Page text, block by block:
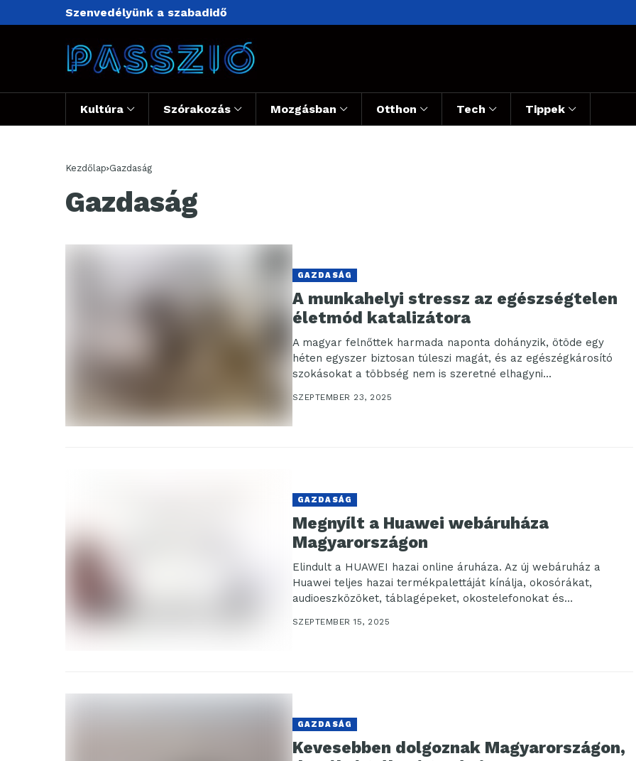
Szenvedélyünk a szabadidő
Kultúra Szórakozás Mozgásban Otthon Tech Tippek
Kezdőlap Gazdaság
Gazdaság
GAZDASÁG
A munkahelyi stressz az egészségtelen
életmód katalizátora
A magyar felnőttek harmada naponta dohányzik, ötöde egy
héten egyszer biztosan túleszi magát, és az egészégkárosító
szokásokat a többség nem is szeretné elhagyni...
SZEPTEMBER 23, 2025
GAZDASÁG
Megnyílt a Huawei webáruháza
Magyarországon
Elindult a HUAWEI hazai online áruháza. Az új webáruház a
Huawei teljes hazai termékpalettáját kínálja, okosórákat,
audioeszközöket, táblagépeket, okostelefonokat és
SZEPTEMBER 15, 2025
GAZDASÁG
Kevesebben dolgoznak Magyarországon,